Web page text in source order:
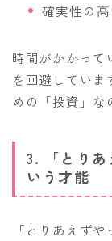
確実性の
時間がかかって
を回避していま
めの「投資」な
3. 「とりあ
いう才能
「とりあえず